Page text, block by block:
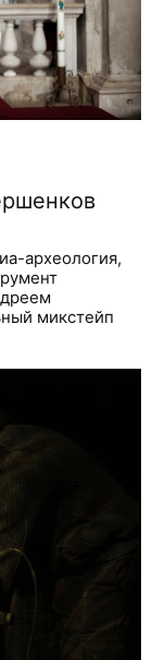
археология,
микстейп